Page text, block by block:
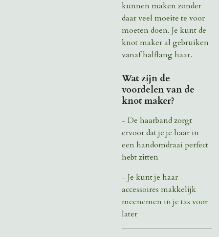
kunnen maken zonder
daar veel moeite te voor
moeten doen. Je kunt de
knot maker al gebruiken
vanaf halflang haar.
Wat zijn de
voordelen van de
knot maker?
- De haarband zorgt
ervoor dat je je haar in
een handomdraai perfect
hebt zitten
- Je kunt je haar
accessoires makkelijk
meenemen in je tas voor
later